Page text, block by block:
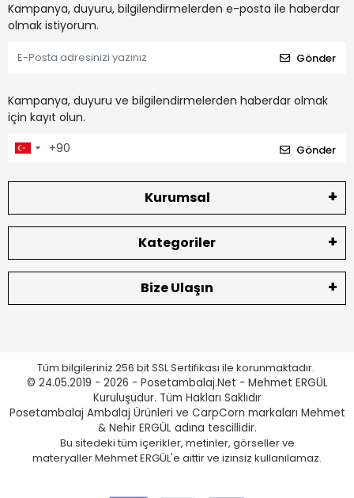
Kampanya, duyuru, bilgilendirmelerden e-posta ile haberdar
olmak istiyorum.
Gönder
Kampanya, duyuru ve bilgilendirmelerden haberdar olmak
için kayıt olun.
Gönder
Kurumsal
Kategoriler
Bize Ulaşın
Tüm bilgileriniz 256 bit SSL Sertifikası ile korunmaktadır.
© 24.05.2019 - 2026 - Posetambalaj.Net - Mehmet ERGÜL
Kuruluşudur. Tüm Hakları Saklıdır
Posetambalaj Ambalaj Ürünleri ve CarpCorn markaları Mehmet
& Nehir ERGÜL adına tescillidir.
Bu sitedeki tüm içerikler, metinler, görseller ve
materyaller Mehmet ERGÜL'e aittir ve izinsiz kullanılamaz.